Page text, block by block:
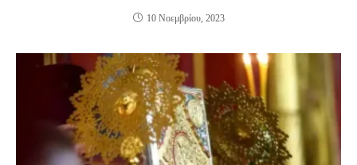
10 Νοεμβρίου, 2023